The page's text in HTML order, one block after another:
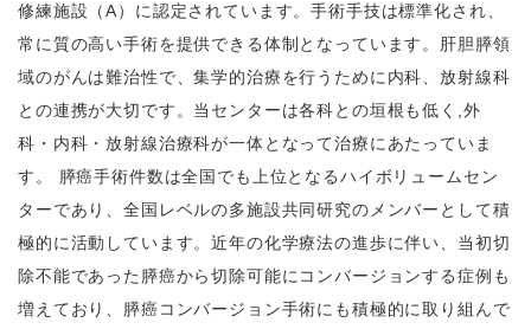
修練施設（A）に認定されています。手術手技は標準化され、
常に質の高い手術を提供できる体制となっています。肝胆膵領
域のがんは難治性で、集学的治療を行うために内科、放射線科
との連携が大切です。当センターは各科との垣根も低く,外
科・内科・放射線治療科が一体となって治療にあたっていま
す。 膵癌手術件数は全国でも上位となるハイボリュームセン
ターであり、全国レベルの多施設共同研究のメンバーとして積
極的に活動しています。近年の化学療法の進歩に伴い、当初切
除不能であった膵癌から切除可能にコンバージョンする症例も
増えており、膵癌コンバージョン手術にも積極的に取り組んで